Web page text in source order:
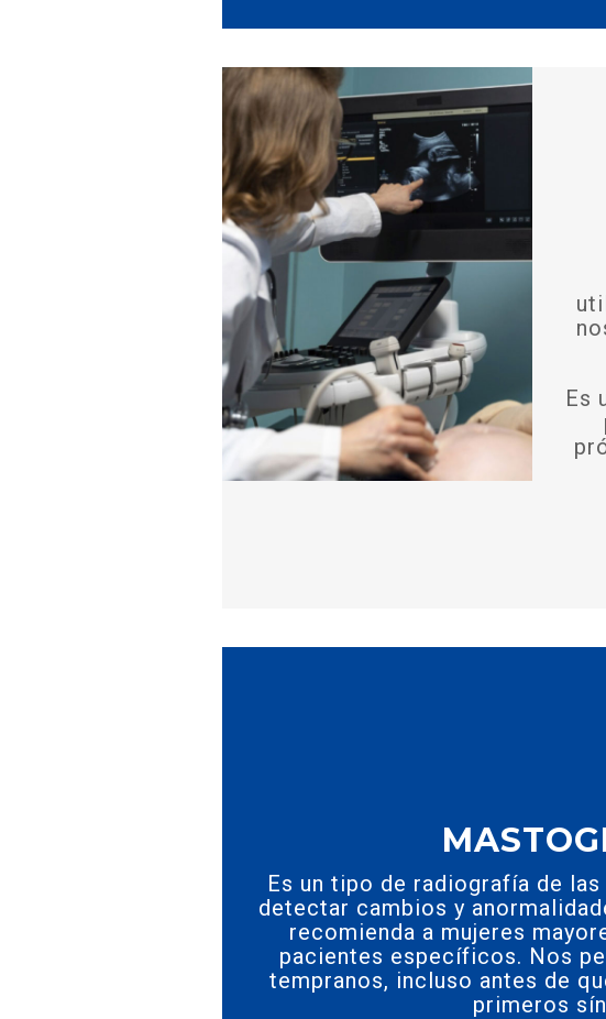
Es
Es un tipo de radiografía de
detectar cambios y
recomienda a mujeres
pacientes específicos. Nos
tempranos, incluso antes de
primeros